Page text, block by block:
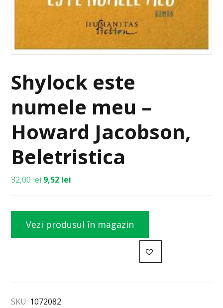
Shylock este
numele meu –
Howard Jacobson,
Beletristica
32,00lei 9,52 lei
Vezi produsul în magazin
SKU: 1072082